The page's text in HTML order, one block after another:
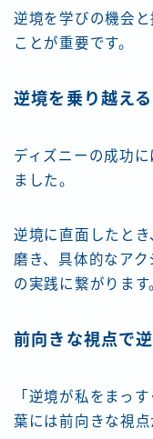
逆境を学びの機会
ことが重要です。
逆境を乗り越え
ディズニーの成功
ました。
逆境に直面したと
磨き、具体的なア
の実践に繋がります
前向きな視点で
「逆境が私をまっ
葉には前向きな視点